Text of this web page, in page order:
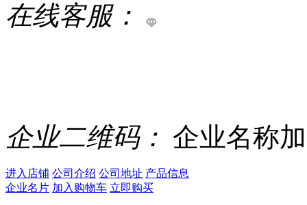
在线客服：
企业二维码： 企业名称
进入店铺 公司介绍 公司地址 产品信息
企业名片 加入购物车 立即购买